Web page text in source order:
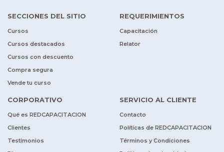
SECCIONES DEL SITIO
Cursos
Cursos destacados
Cursos con descuento
Compra segura
Vende tu curso
REQUERIMIENTOS
Capacitación
Relator
CORPORATIVO
Qué es REDCAPACITACION
Clientes
Testimonios
SERVICIO AL CLIENTE
Contacto
Políticas de REDCAPACITACION
Términos y Condiciones